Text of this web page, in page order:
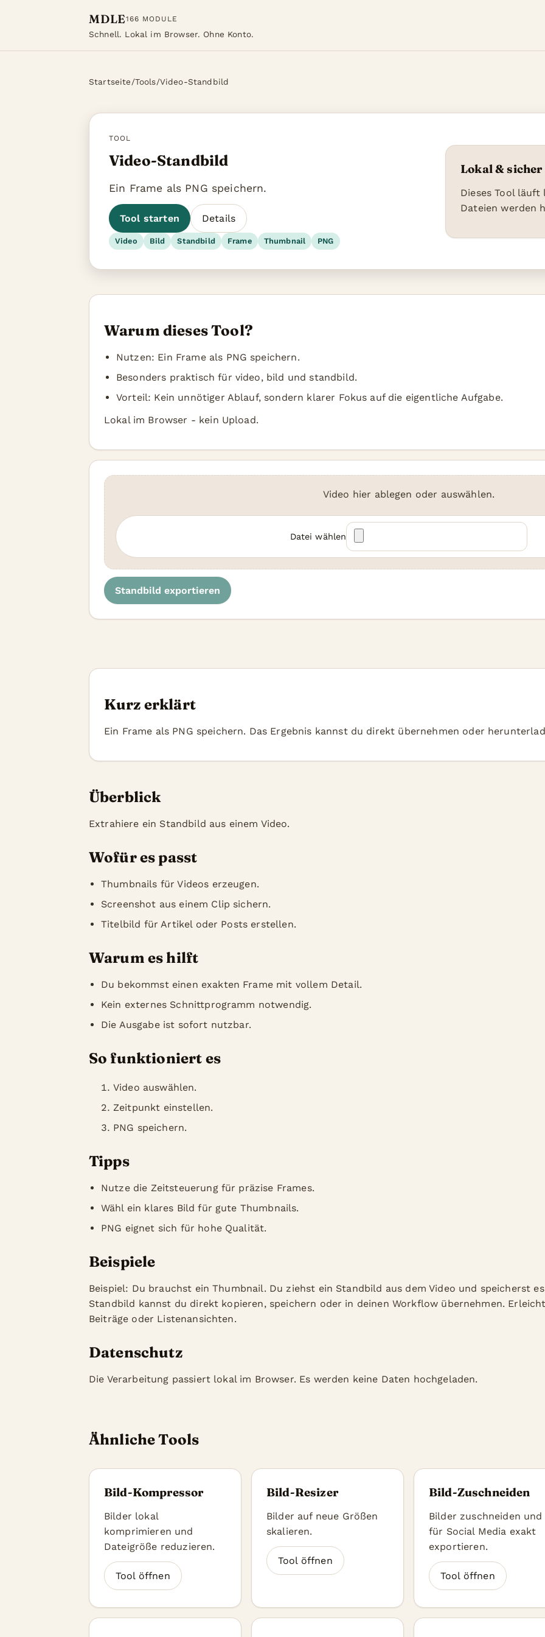
MDLE166 MODULE
Schnell. Lokal im Browser. Ohne Konto.
Startseite/Tools/Video-Standbild
TOOL
Video-Standbild
Ein Frame als PNG speichern.
Tool starten Details
Video Bild Standbild Frame Thumbnail PNG
Lokal & sicher
Dieses Tool läuft
Dateien werden
Warum dieses Tool?
Nutzen: Ein Frame als PNG speichern.
Besonders praktisch für video, bild und standbild.
Vorteil: Kein unnötiger Ablauf, sondern klarer Fokus auf die eigentliche Aufgabe.
Lokal im Browser - kein Upload.
Video hier ablegen oder auswählen.
Datei wählen
Standbild exportieren
Kurz erklärt
Ein Frame als PNG speichern. Das Ergebnis kannst du direkt übernehmen oder
Überblick
Extrahiere ein Standbild aus einem Video.
Wofür es passt
Thumbnails für Videos erzeugen.
Screenshot aus einem Clip sichern.
Titelbild für Artikel oder Posts erstellen.
Warum es hilft
Du bekommst einen exakten Frame mit vollem Detail.
Kein externes Schnittprogramm notwendig.
Die Ausgabe ist sofort nutzbar.
So funktioniert es
Video auswählen.
Zeitpunkt einstellen.
PNG speichern.
Tipps
Nutze die Zeitsteuerung für präzise Frames.
Wähl ein klares Bild für gute Thumbnails.
PNG eignet sich für hohe Qualität.
Beispiele
Beispiel: Du brauchst ein Thumbnail. Du ziehst ein Standbild aus dem Video und speicherst
Standbild kannst du direkt kopieren, speichern oder in deinen Workflow übernehmen.
Beiträge oder Listenansichten.
Datenschutz
Die Verarbeitung passiert lokal im Browser. Es werden keine Daten hochgeladen.
Ähnliche Tools
Bild-Kompressor
Bilder lokal
komprimieren und
Dateigröße reduzieren.
Tool öffnen
Bild-Resizer
Bilder auf neue Größen
skalieren.
Tool öffnen
Bild-Zuschneiden
Bilder zuschneiden und
für Social Media exakt
exportieren.
Tool öffnen